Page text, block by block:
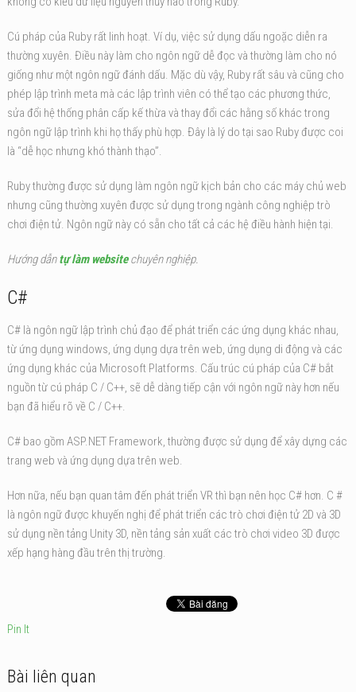
Cú pháp của Ruby rất linh hoạt. Ví dụ, việc sử dụng dấu ngoặc diễn ra
thường xuyên. Điều này làm cho ngôn ngữ dễ đọc và thường làm cho nó
giống như một ngôn ngữ đánh dấu. Mặc dù vậy, Ruby rất sâu và cũng cho
phép lập trình meta mà các lập trình viên có thể tạo các phương thức,
sửa đổi hệ thống phân cấp kế thừa và thay đổi các hằng số khác trong
ngôn ngữ lập trình khi họ thấy phù hợp. Đây là lý do tại sao Ruby được coi
là “dễ học nhưng khó thành thạo”.
Ruby thường được sử dụng làm ngôn ngữ kịch bản cho các máy chủ web
nhưng cũng thường xuyên được sử dụng trong ngành công nghiệp trò
chơi điện tử. Ngôn ngữ này có sẵn cho tất cả các hệ điều hành hiện tại.
Hướng dẫntự làm websitechuyên nghiệp.
C#
C# là ngôn ngữ lập trình chủ đạo để phát triển các ứng dụng khác nhau,
từ ứng dụng windows, ứng dụng dựa trên web, ứng dụng di động và các
ứng dụng khác của Microsoft Platforms. Cấu trúc cú pháp của C# bắt
nguồn từ cú pháp C / C++, sẽ dễ dàng tiếp cận với ngôn ngữ này hơn nếu
bạn đã hiểu rõ về C / C++.
C# bao gồm ASP.NET Framework, thường được sử dụng để xây dựng các
trang web và ứng dụng dựa trên web.
Hơn nữa, nếu bạn quan tâm đến phát triển VR thì bạn nên học C# hơn. C #
là ngôn ngữ được khuyến nghị để phát triển các trò chơi điện tử 2D và 3D
sử dụng nền tảng Unity 3D, nền tảng sản xuất các trò chơi video 3D được
xếp hạng hàng đầu trên thị trường.
Pin It
Bài liên quan